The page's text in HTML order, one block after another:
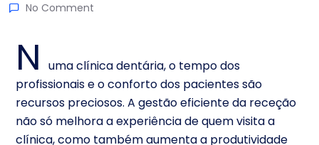
No Comment
N
uma clínica dentária, o tempo dos
profissionais e o conforto dos pacientes são
recursos preciosos. A gestão eficiente da receção
não só melhora a experiência de quem visita a
clínica, como também aumenta a produtividade